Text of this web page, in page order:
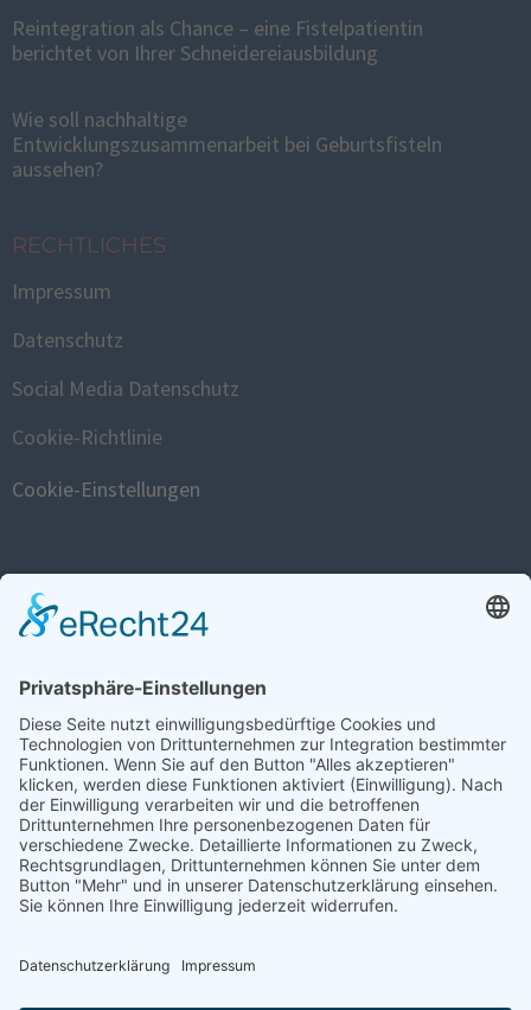
Reintegration als Chance – eine Fistelpatientin
berichtet von Ihrer Schneidereiausbildung
Wie soll nachhaltige
Entwicklungszusammenarbeit bei Geburtsfisteln
aussehen?
RECHTLICHES
Impressum
Datenschutz
Social Media Datenschutz
Cookie-Richtlinie
Cookie-Einstellungen
FISTULA WEBSITE
www.fistula.de
SOCIAL
Zum Spendenformular